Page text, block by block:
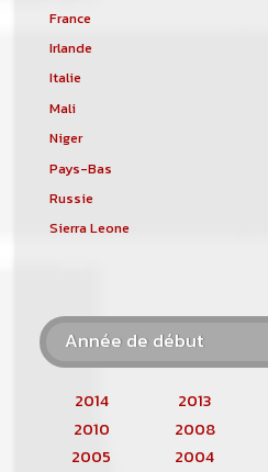
France
Irlande
Italie
Mali
Niger
Pays-Bas
Russie
Sierra Leone
Année de début
2014 2013
2010
2008
2005
2004